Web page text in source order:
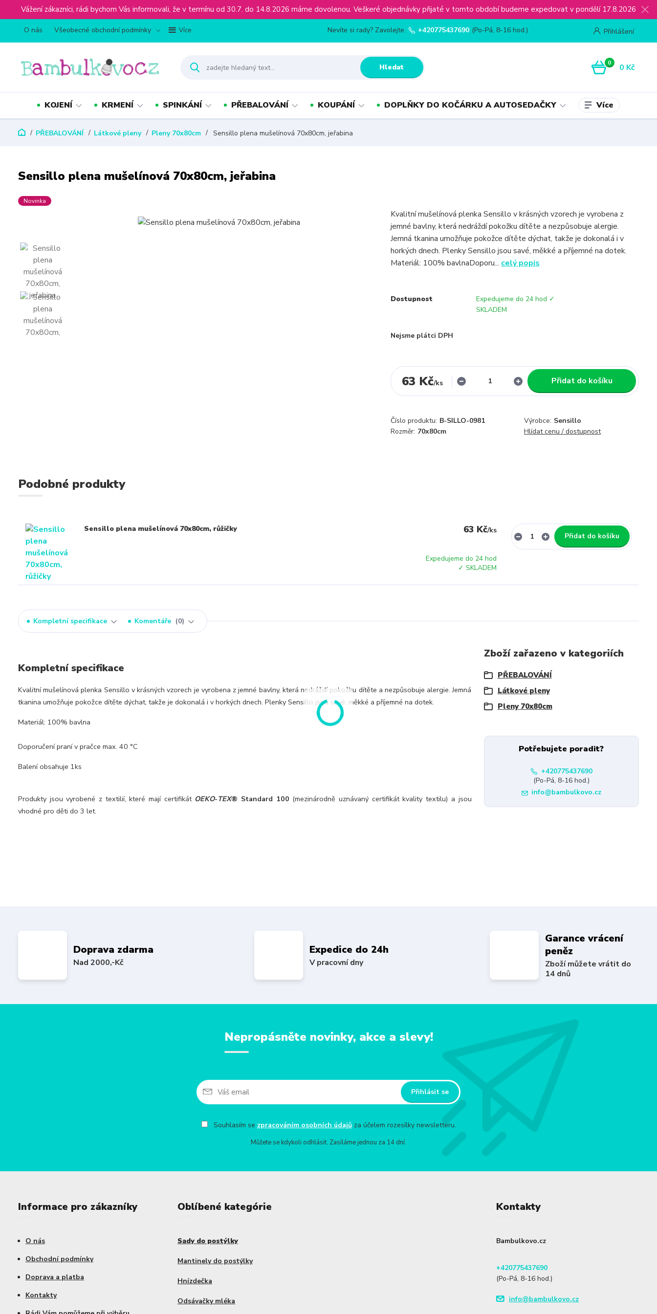
Vážení zákazníci, rádi bychom Vás informovali, že v termínu od 30.7. do 14.8.2026 máme dovolenou. Veškeré objednávky přijaté v tomto období budeme expedovat v pondělí 17.8.2026
O nás Všeobecné obchodní podmínky Více Přihlášení
Hledat
Nevíte si rady? Zavolejte. +420775437690 (Po-Pá, 8-16 hod.)
0 0 Kč
KOJENÍ KRMENÍ SPINKÁNÍ PŘEBALOVÁNÍ KOUPÁNÍ DOPLŇKY DO KOČÁRKU A AUTOSEDAČKY Více
PŘEBALOVÁNÍ Látkové pleny Pleny 70x80cm Sensillo plena mušelínová 70x80cm, jeřabina
Sensillo plena mušelínová 70x80cm, jeřabina
Novinka
Kvalitní mušelínová plenka Sensillo v krásných vzorech je vyrobena z
jemné bavlny, která nedráždí pokožku dítěte a nezpůsobuje alergie.
Jemná tkanina umožňuje pokožce dítěte dýchat, takže je dokonalá i v
horkých dnech. Plenky Sensillo jsou savé, měkké a příjemné na dotek.
Materiál: 100% bavlnaDoporu... celý popis
Dostupnost
Expedujeme do 24 hod ✓
SKLADEM
Nejsme plátci DPH
63 Kč/ks Přidat do košíku
Číslo produktu: B-SILLO-0981 Výrobce: Sensillo
Rozměr: 70x80cm Hlídat cenu / dostupnost
Podobné produkty
Sensillo plena mušelínová 70x80cm, růžičky 63 Kč/ks
Expedujeme do 24 hod
✓ SKLADEM
Přidat do košíku
Kompletní specifikace Komentáře 0
Kompletní specifikace
Kvalitní mušelínová plenka Sensillo v krásných vzorech je vyrobena z jemné bavlny, která nedráždí pokožku dítěte a nezpůsobuje alergie. Jemná
tkanina umožňuje pokožce dítěte dýchat, takže je dokonalá i v horkých dnech. Plenky Sensillo jsou savé, měkké a příjemné na dotek.
Materiál: 100% bavlna
Doporučení praní v pračce max. 40 °C
Balení obsahuje 1ks
Produkty jsou vyrobené z textilií, které mají certifikát OEKO-TEX® Standard 100 (mezinárodně uznávaný certifikát kvality textilu) a jsou
vhodné pro děti do 3 let.
Zboží zařazeno v kategoriích
PŘEBALOVÁNÍ
Látkové pleny
Pleny 70x80cm
Potřebujete poradit?
+420775437690
(Po-Pá, 8-16 hod.)
info@bambulkovo.cz
Doprava zdarma
Nad 2000,-Kč
Expedice do 24h
V pracovní dny
Garance vrácení
peněz
Zboží můžete vrátit do
14 dnů
Nepropásněte novinky, akce a slevy!
Přihlásit se
Souhlasím se zpracováním osobních údajůza účelem rozesílky newsletteru.
Můžete se kdykoli odhlásit. Zasíláme jednou za 14 dní.
Informace pro zákazníky
O nás
Obchodní podmínky
Doprava a platba
Kontakty
Oblíbené kategórie
Sady do postýlky
Mantinely do postýlky
Hnízdečka
Odsávačky mléka
Kontakty
Bambulkovo.cz
+420775437690
(Po-Pá, 8-16 hod.)
info@bambulkovo.cz